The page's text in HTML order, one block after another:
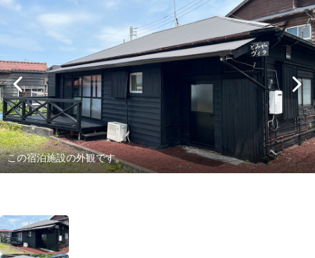
この宿泊施設の外観です。